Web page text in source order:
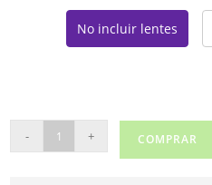
No incluir lentes
BVLGARI
2243
- + COMPRAR